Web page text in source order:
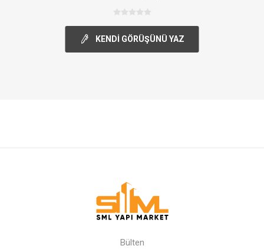
KENDI GÖRÜŞÜNÜ YAZ
Bülten